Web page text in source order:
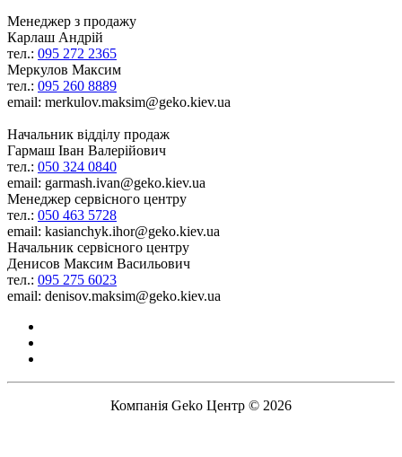
Менеджер з продажу
Карлаш Андрій
тел.: 095 272 2365
Меркулов Максим
тел.: 095 260 8889
email: merkulov.maksim@geko.kiev.ua
Начальник відділу продаж
Гармаш Іван Валерійович
тел.: 050 324 0840
email: garmash.ivan@geko.kiev.ua
Менеджер сервісного центру
тел.: 050 463 5728
email: kasianchyk.ihor@geko.kiev.ua
Начальник сервісного центру
Денисов Максим Васильович
тел.: 095 275 6023
email: denisov.maksim@geko.kiev.ua
Компанія Geko Центр © 2026